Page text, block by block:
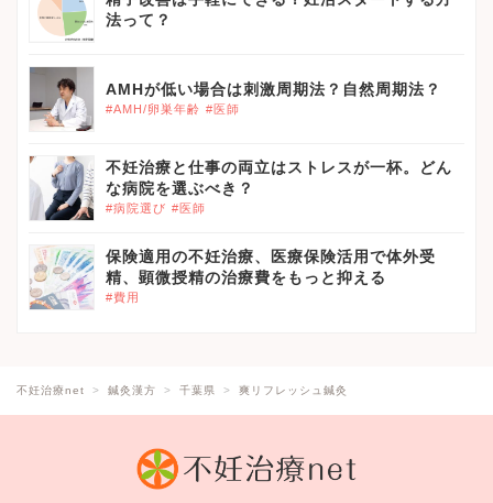
法って？
AMHが低い場合は刺激周期法？自然周期法？
#AMH/卵巣年齢 #医師
不妊治療と仕事の両立はストレスが一杯。どん
な病院を選ぶべき？
#病院選び #医師
保険適用の不妊治療、医療保険活用で体外受
精、顕微授精の治療費をもっと抑える
#費用
不妊治療net 鍼灸漢方 千葉県 爽リフレッシュ鍼灸